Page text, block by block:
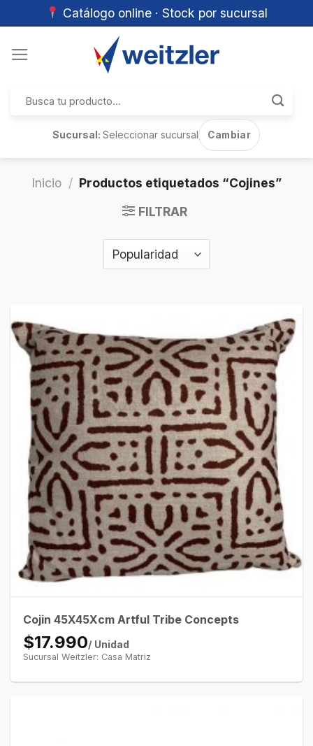
Catálogo online · Stock por sucursal
por:
Sucursal:Seleccionar sucursal Cambiar
Inicio / Productos etiquetados “Cojines”
FILTRAR
Cojin 45X45Xcm Artful Tribe Concepts
$17.990/ Unidad
Sucursal Weitzler: Casa Matriz